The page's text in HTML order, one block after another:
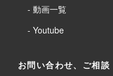
動画一覧
Youtube
お問い合わせ、ご相談